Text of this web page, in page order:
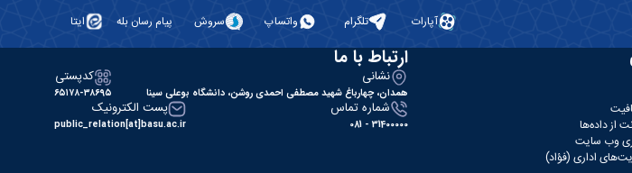
آپارات تلگرام واتساپ سروش پیام رسان بله ایتا
از داده‌ها
وب‌ سایت
اداری (فؤاد)
ارتباط با ما
نشانی
همدان، چهارباغ شهید مصطفی احمدی روشن، دانشگاه بوعلی سینا
کدپستی
۶۵۱۷۸-۳۸۶۹۵
شماره تماس
31400000 - 081
پست الکترونیک
public_relation[at]basu.ac.ir